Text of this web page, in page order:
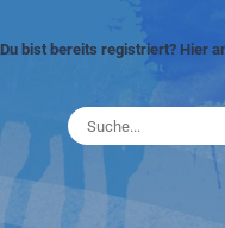
Du bist bereits registriert? Hier